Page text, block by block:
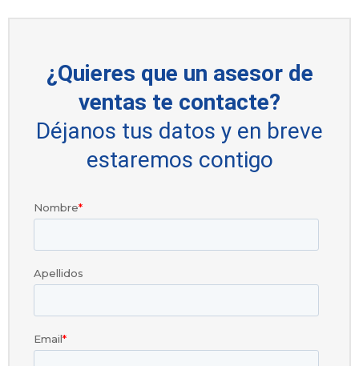
¿Quieres que un asesor de
ventas te contacte?
Déjanos tus datos y en breve
estaremos contigo